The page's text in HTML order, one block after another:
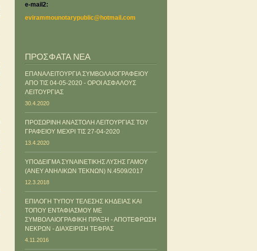
e-mail2:
evirammounotarypublic@hotmail.com
ΠΡΟΣΦΑΤΑ ΝΕΑ
ΕΠΑΝΑΛΕΙΤΟΥΡΓΙΑ ΣΥΜΒΟΛΑΙΟΓΡΑΦΕΙΟΥ
ΑΠΟ ΤΙΣ 04-05-2020 - ΟΡΟΙ ΑΣΦΑΛΟΥΣ
ΛΕΙΤΟΥΡΓΙΑΣ
30.4.2020
ΠΡΟΣΩΡΙΝΗ ΑΝΑΣΤΟΛΗ ΛΕΙΤΟΥΡΓΙΑΣ ΤΟΥ
ΓΡΑΦΕΙΟΥ ΜΕΧΡΙ ΤΙΣ 27-04-2020
13.4.2020
ΥΠΟΔΕΙΓΜΑ ΣΥΝΑΙΝΕΤΙΚΗΣ ΛΥΣΗΣ ΓΑΜΟΥ
(ΑΝΕΥ ΑΝΗΛΙΚΩΝ ΤΕΚΝΩΝ) Ν.4509/2017
12.3.2018
ΕΠΙΛΟΓΗ ΤΥΠΟΥ ΤΕΛΕΣΗΣ ΚΗΔΕΙΑΣ ΚΑΙ
ΤΟΠΟΥ ΕΝΤΑΦΙΑΣΜΟΥ ΜΕ
ΣΥΜΒΟΛΑΙΟΓΡΑΦΙΚΗ ΠΡΑΞΗ - ΑΠΟΤΕΦΡΩΣΗ
ΝΕΚΡΩΝ - ΔΙΑΧΕΙΡΙΣΗ ΤΕΦΡΑΣ
4.11.2016